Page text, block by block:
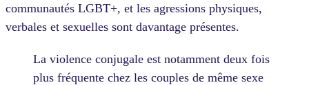
communautés LGBT+, et les agressions physiques,
verbales et sexuelles sont davantage présentes.
La violence conjugale est notamment deux fois
plus fréquente chez les couples de même sexe